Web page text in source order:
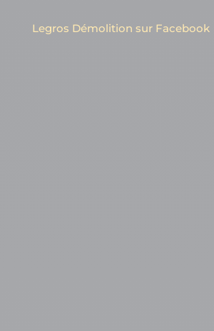
Legros Démolition sur Facebook